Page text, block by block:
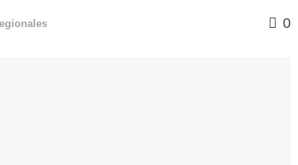
0